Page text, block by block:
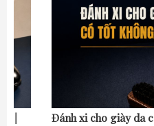
Đánh xi cho giày da có thực